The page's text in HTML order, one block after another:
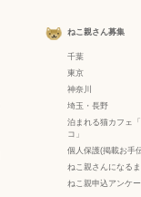
ねこ親さん募集
千葉
東京
神奈川
埼玉・長野
泊まれる猫カフェ
コ」
個人保護(掲載お手
ねこ親さんになる
ねこ親申込アンケ